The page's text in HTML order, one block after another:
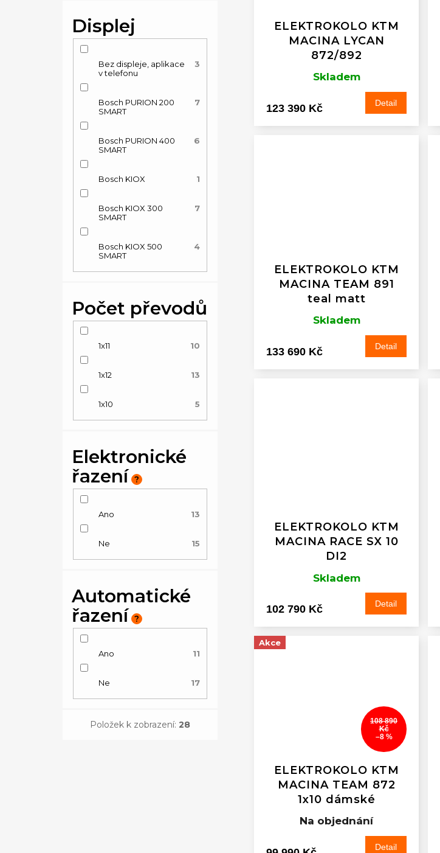
Displej
Bez displeje, aplikace
v telefonu
3
Bosch PURION 200
SMART
7
Bosch PURION 400
SMART
6
Bosch KIOX 1
Bosch KIOX 300
SMART
7
Bosch KIOX 500
SMART
4
Počet převodů
1x11 10
1x12 13
1x10 5
Elektronické
řazení ?
Ano 13
Ne 15
Automatické
řazení ?
Ano 11
Ne 17
Položek k zobrazení: 28
ELEKTROKOLO KTM
MACINA LYCAN
872/892
Skladem
123 390 Kč Detail
ELEKTROKOLO KTM
MACINA TEAM 891
teal matt
Skladem
133 690 Kč Detail
ELEKTROKOLO KTM
MACINA RACE SX 10
DI2
Skladem
102 790 Kč Detail
Akce
108 890
Kč
–8 %
ELEKTROKOLO KTM
MACINA TEAM 872
1x10 dámské
Na objednání
Detail